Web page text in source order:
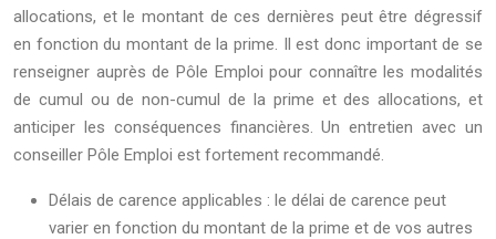
allocations, et le montant de ces dernières peut être dégressif
en fonction du montant de la prime. Il est donc important de se
renseigner auprès de Pôle Emploi pour connaître les modalités
de cumul ou de non-cumul de la prime et des allocations, et
anticiper les conséquences financières. Un entretien avec un
conseiller Pôle Emploi est fortement recommandé.
Délais de carence applicables : le délai de carence peut
varier en fonction du montant de la prime et de vos autres